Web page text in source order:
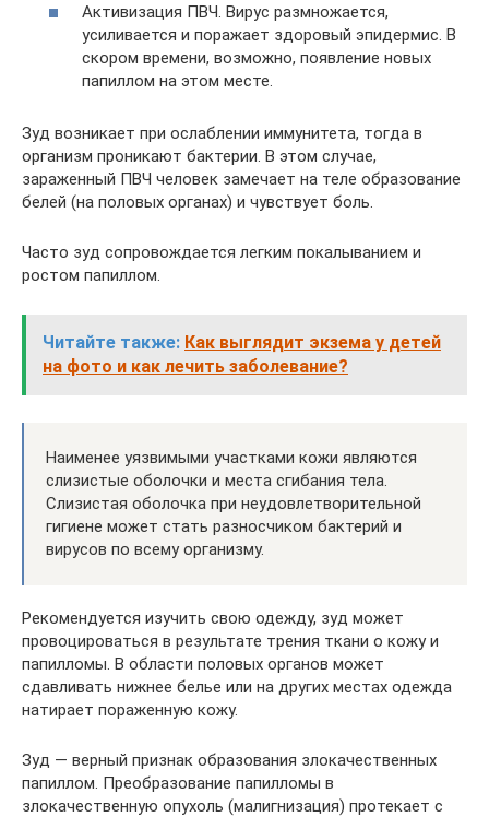
Активизация ПВЧ. Вирус размножается,
усиливается и поражает здоровый эпидермис. В
скором времени, возможно, появление новых
папиллом на этом месте.
Зуд возникает при ослаблении иммунитета, тогда в
организм проникают бактерии. В этом случае,
зараженный ПВЧ человек замечает на теле образование
белей (на половых органах) и чувствует боль.
Часто зуд сопровождается легким покалыванием и
ростом папиллом.
Читайте также: Как выглядит экзема у детей
на фото и как лечить заболевание?
Наименее уязвимыми участками кожи являются
слизистые оболочки и места сгибания тела.
Слизистая оболочка при неудовлетворительной
гигиене может стать разносчиком бактерий и
вирусов по всему организму.
Рекомендуется изучить свою одежду, зуд может
провоцироваться в результате трения ткани о кожу и
папилломы. В области половых органов может
сдавливать нижнее белье или на других местах одежда
натирает пораженную кожу.
Зуд — верный признак образования злокачественных
папиллом. Преобразование папилломы в
злокачественную опухоль (малигнизация) протекает с